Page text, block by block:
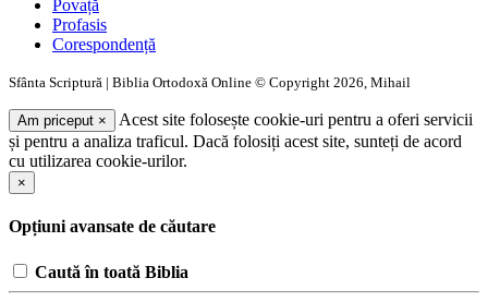
Povață
Profasis
Corespondență
Sfânta Scriptură | Biblia Ortodoxă Online © Copyright 2026, Mihail
Am priceput ×
Acest site folosește cookie-uri pentru a oferi servicii
și pentru a analiza traficul. Dacă folosiți acest site, sunteți de acord
cu utilizarea cookie-urilor.
×
Opțiuni avansate de căutare
Caută în toată Biblia